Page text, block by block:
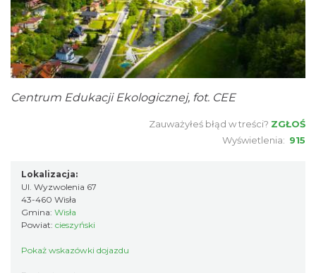
Centrum Edukacji Ekologicznej, fot. CEE
Zauważyłeś błąd w treści? ZGŁOŚ
Wyświetlenia: 915
Lokalizacja:
Ul. Wyzwolenia 67
43-460 Wisła
Gmina: Wisła
Powiat: cieszyński
Pokaż wskazówki dojazdu